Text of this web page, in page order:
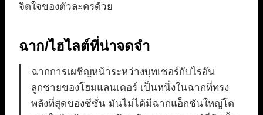
จิตใจของตัวละครด้วย
ฉาก/ไฮไลต์ที่น่าจดจำ
ฉากการเผชิญหน้าระหว่างบุทเชอร์กับไรอัน
ลูกชายของโฮมแลนเดอร์ เป็นหนึ่งในฉากที่ทรง
พลังที่สุดของซีซั่น มันไม่ได้มีฉากแอ็กชันใหญ่โต